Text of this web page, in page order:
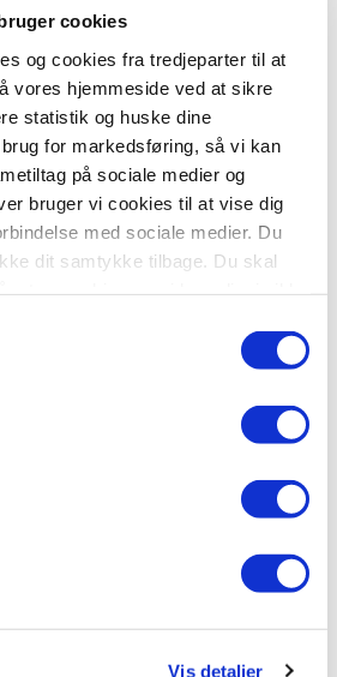
cookies
og cookies fra tredjeparter til at
vores hjemmeside ved at sikre
statistik og huske dine
for markedsføring, så vi kan
på sociale medier og
bruger vi cookies til at vise dig
med sociale medier. Du
dit samtykke tilbage. Du skal
Vis detaljer
Lerche Kristiansen Trine Bundsgaard